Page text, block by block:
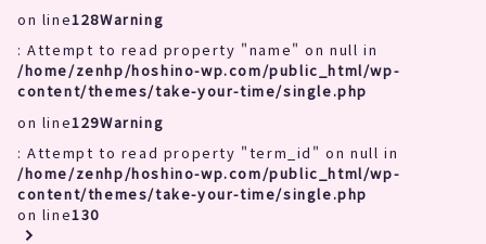
on line128Warning
: Attempt to read property "name" on null in
/home/zenhp/hoshino-wp.com/public_html/wp-
content/themes/take-your-time/single.php
on line129Warning
: Attempt to read property "term_id" on null in
/home/zenhp/hoshino-wp.com/public_html/wp-
content/themes/take-your-time/single.php
on line130